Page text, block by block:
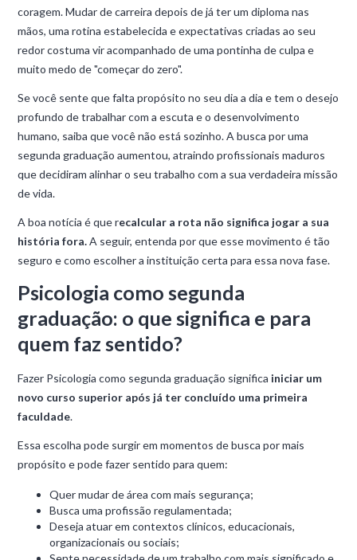
coragem. Mudar de carreira depois de já ter um diploma nas
mãos, uma rotina estabelecida e expectativas criadas ao seu
redor costuma vir acompanhado de uma pontinha de culpa e
muito medo de "começar do zero".
Se você sente que falta propósito no seu dia a dia e tem o desejo
profundo de trabalhar com a escuta e o desenvolvimento
humano, saiba que você não está sozinho. A busca por uma
segunda graduação aumentou, atraindo profissionais maduros
que decidiram alinhar o seu trabalho com a sua verdadeira missão
de vida.
A boa notícia é que recalcular a rota não significa jogar a sua
história fora.A seguir, entenda por que esse movimento é tão
seguro e como escolher a instituição certa para essa nova fase.
Psicologia como segunda
graduação: o que significa e para
quem faz sentido?
Fazer Psicologia como segunda graduação significa iniciar um
novo curso superior após já ter concluído uma primeira
faculdade.
Essa escolha pode surgir em momentos de busca por mais
propósito e pode fazer sentido para quem:
Quer mudar de área com mais segurança;
Busca uma profissão regulamentada;
Deseja atuar em contextos clínicos, educacionais,
organizacionais ou sociais;